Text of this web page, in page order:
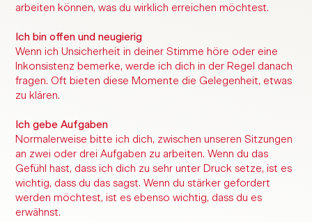
arbeiten können, was du wirklich erreichen möchtest.
Ich bin offen und neugierig
Wenn ich Unsicherheit in deiner Stimme höre oder eine
Inkonsistenz bemerke, werde ich dich in der Regel danach
fragen. Oft bieten diese Momente die Gelegenheit, etwas
zu klären.
Ich gebe Aufgaben
Normalerweise bitte ich dich, zwischen unseren Sitzungen
an zwei oder drei Aufgaben zu arbeiten. Wenn du das
Gefühl hast, dass ich dich zu sehr unter Druck setze, ist es
wichtig, dass du das sagst. Wenn du stärker gefordert
werden möchtest, ist es ebenso wichtig, dass du es
erwähnst.